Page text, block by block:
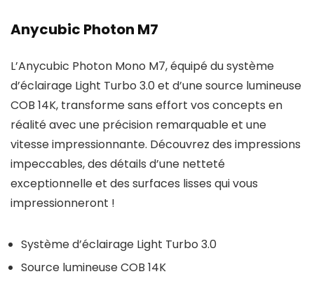
Anycubic Photon M7
L’Anycubic Photon Mono M7, équipé du système
d’éclairage Light Turbo 3.0 et d’une source lumineuse
COB 14K, transforme sans effort vos concepts en
réalité avec une précision remarquable et une
vitesse impressionnante. Découvrez des impressions
impeccables, des détails d’une netteté
exceptionnelle et des surfaces lisses qui vous
impressionneront !
Système d’éclairage Light Turbo 3.0
Source lumineuse COB 14K